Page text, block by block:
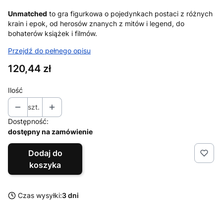
Unmatched to gra figurkowa o pojedynkach postaci z różnych
krain i epok, od herosów znanych z mitów i legend, do
bohaterów książek i filmów.
Przejdź do pełnego opisu
Cena
120,44 zł
Ilość
szt.
Dostępność:
dostępny na zamówienie
Dodaj do
koszyka
Czas wysyłki:3 dni